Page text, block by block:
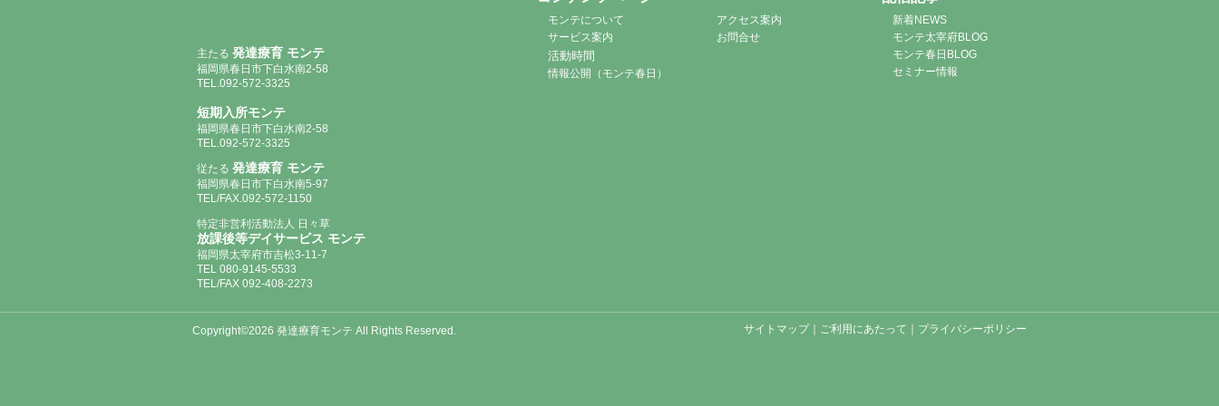
主たる 発達療育 モンテ
福岡県春日市下白水南2-58
TEL.092-572-3325
短期入所モンテ
福岡県春日市下白水南2-58
TEL.092-572-3325
従たる 発達療育 モンテ
福岡県春日市下白水南5-97
TEL/FAX.092-572-1150
特定非営利活動法人 日々草
放課後等デイサービス モンテ
福岡県太宰府市吉松3-11-7
TEL 080-9145-5533
TEL/FAX 092-408-2273
モンテについて
サービス案内
活動時間
情報公開（モンテ春日）
アクセス案内
お問合せ
新着NEWS
モンテ太宰府BLOG
モンテ春日BLOG
セミナー情報
Copyright©2026 発達療育モンテ All Rights Reserved. サイトマップ｜ ご利用にあたって プライバシーポリシー